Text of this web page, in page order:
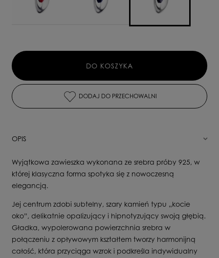
DO KOSZYKA
DODAJ DO PRZECHOWALNI
OPIS
Wyjątkowa zawieszka wykonana ze srebra próby 925, w
której klasyczna forma spotyka się z nowoczesną
elegancją.
Jej centrum zdobi subtelny, szary kamień typu „kocie
oko”, delikatnie opalizujący i hipnotyzujący swoją głębią.
Gładka, wypolerowana powierzchnia srebra w
połączeniu z opływowym kształtem tworzy harmonijną
całość, która przyciąga wzrok i podkreśla indywidualny